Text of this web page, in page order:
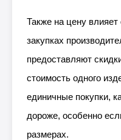
Также на цену
закупках
предоставляют
стоимость одного
единичные покупки,
дороже, особенно
размерах.